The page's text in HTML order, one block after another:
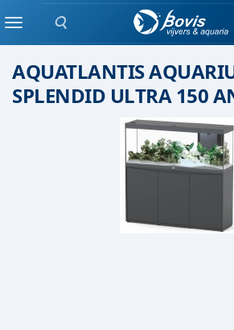
Zoeken
MenuAQUARIUM
AQUATLANTIS
SPLENDID ULTRA 150